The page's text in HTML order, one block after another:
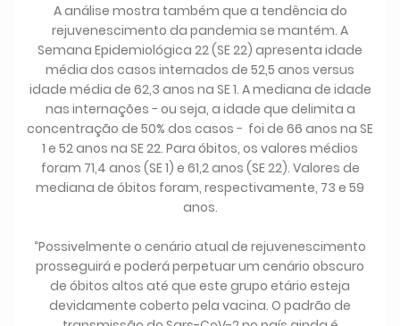
A análise mostra também que a tendência do
rejuvenescimento da pandemia se mantém. A
Semana Epidemiológica 22 (SE 22) apresenta idade
média dos casos internados de 52,5 anos versus
idade média de 62,3 anos na SE 1. A mediana de idade
nas internações − ou seja, a idade que delimita a
concentração de 50% dos casos − foi de 66 anos na SE
1 e 52 anos na SE 22. Para óbitos, os valores médios
foram 71,4 anos (SE 1) e 61,2 anos (SE 22). Valores de
mediana de óbitos foram, respectivamente, 73 e 59
anos.
“Possivelmente o cenário atual de rejuvenescimento
prosseguirá e poderá perpetuar um cenário obscuro
de óbitos altos até que este grupo etário esteja
devidamente coberto pela vacina. O padrão de